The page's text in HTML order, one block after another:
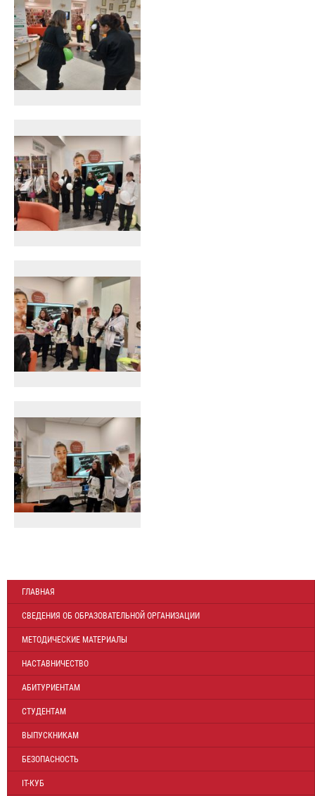
ГЛАВНАЯ
СВЕДЕНИЯ ОБ ОБРАЗОВАТЕЛЬНОЙ ОРГАНИЗАЦИИ
МЕТОДИЧЕСКИЕ МАТЕРИАЛЫ
НАСТАВНИЧЕСТВО
АБИТУРИЕНТАМ
СТУДЕНТАМ
ВЫПУСКНИКАМ
БЕЗОПАСНОСТЬ
IT-КУБ